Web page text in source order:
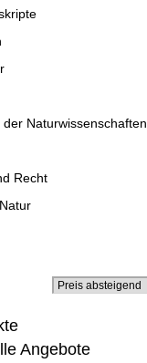
der Naturwissenschaften
Recht
Angebote